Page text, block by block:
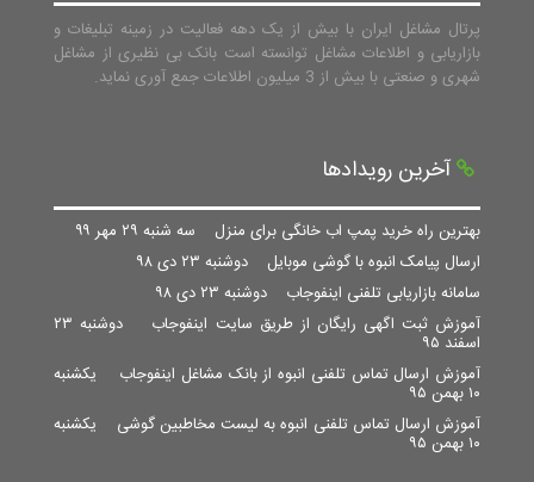
پرتال مشاغل ایران با بیش از یک دهه فعالیت در زمینه تبلیغات و
بازاریابی و اطلاعات مشاغل توانسته است بانک بی نظیری از مشاغل
شهری و صنعتی با بیش از 3 میلیون اطلاعات جمع آوری نماید.
آخرین رویدادها
بهترین راه خرید پمپ اب خانگی برای منزل سه شنبه ۲۹ مهر ۹۹
ارسال پیامک انبوه با گوشی موبایل دوشنبه ۲۳ دی ۹۸
سامانه بازاریابی تلفنی اینفوجاب دوشنبه ۲۳ دی ۹۸
آموزش ثبت اگهی رایگان از طریق سایت اینفوجاب
دوشنبه ۲۳
اسفند ۹۵
آموزش ارسال تماس تلفنی انبوه از بانک مشاغل اینفوجاب یکشنبه
۱۰ بهمن ۹۵
آموزش ارسال تماس تلفنی انبوه به لیست مخاطبین گوشی یکشنبه
۱۰ بهمن ۹۵